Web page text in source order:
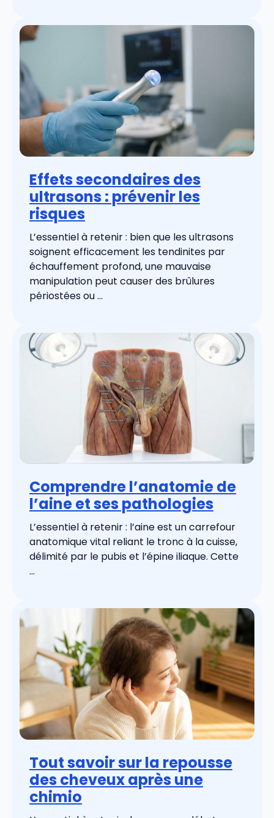
Effets secondaires des
ultrasons : prévenir les
risques
L’essentiel à retenir : bien que les ultrasons
soignent efficacement les tendinites par
échauffement profond, une mauvaise
manipulation peut causer des brûlures
périostées ou ...
Comprendre l’anatomie de
l’aine et ses pathologies
L’essentiel à retenir : l’aine est un carrefour
anatomique vital reliant le tronc à la cuisse,
délimité par le pubis et l’épine iliaque. Cette
...
Tout savoir sur la repousse
des cheveux après une
chimio